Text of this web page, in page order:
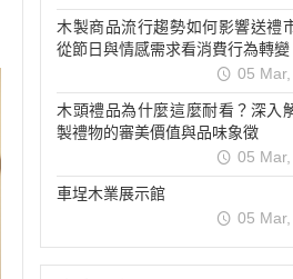
木製商品流行趨勢如何影響送禮
從節日與情感需求看消費行為轉變
05
木頭禮品為什麼這麼耐看？深入
製禮物的審美價值與品味象徵
05
車埕木業展示館
05